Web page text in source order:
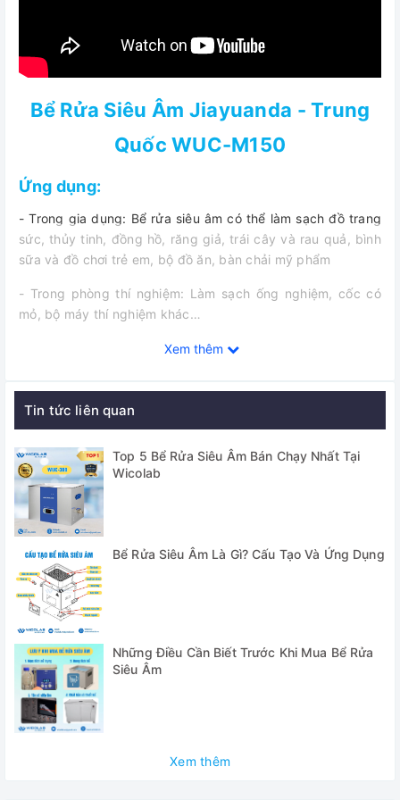
Bể Rửa Siêu Âm Jiayuanda - Trung
Quốc WUC-M150
Ứng dụng:
- Trong gia dụng: Bể rửa siêu âm có thể làm sạch đồ trang
sức, thủy tinh, đồng hồ, răng giả, trái cây và rau quả, bình
sữa và đồ chơi trẻ em, bộ đồ ăn, bàn chải mỹ phẩm
- Trong phòng thí nghiệm: Làm sạch ống nghiệm, cốc có
mỏ, bộ máy thí nghiệm khác…
- Trong y tế: Làm sạch dụng cụ mổ, dụng cụ nha khoa, kim
răng…
- Trong công nghiệp: Bể rửa cho phép làm sạch các bộ
cứng, ốc vít và đai ốc, …
Tính năng nổi bật:
✅ Bể được thiết kế hoàn toàn bằng thép không gỉ cao cấp,
Xem thêm
Tin tức liên quan
Top 5 Bể Rửa Siêu Âm Bán Chạy Nhất Tại
Wicolab
Bể Rửa Siêu Âm Là Gì? Cấu Tạo Và Ứng Dụng
Những Điều Cần Biết Trước Khi Mua Bể Rửa
Siêu Âm
Xem thêm